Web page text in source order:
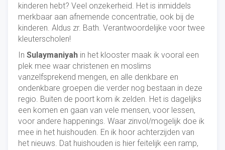
kinderen hebt? Veel onzekerheid. Het is inmiddels
merkbaar aan afnemende concentratie, ook bij de
kinderen. Aldus zr. Bath. Verantwoordelijke voor twee
kleuterscholen!
In Sulaymaniyah in het klooster maak ik vooral een
plek mee waar christenen en moslims
vanzelfsprekend mengen, en alle denkbare en
ondenkbare groepen die verder nog bestaan in deze
regio. Buiten de poort kom ik zelden. Het is dagelijks
een komen en gaan van vele mensen, voor lessen,
voor andere happenings. Waar zinvol/mogelijk doe ik
mee in het huishouden. En ik hoor achterzijden van
het nieuws. Dat huishouden is hier feitelijk een ramp,